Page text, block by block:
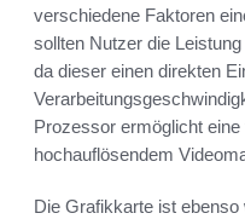
verschiedene Faktoren
sollten Nutzer die
da dieser einen direkten
Prozessor ermöglicht
hochauflösendem
Die Grafikkarte ist